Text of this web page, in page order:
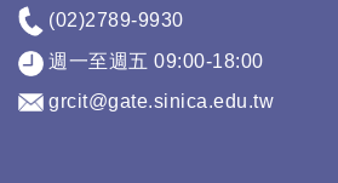
(02)2789-9930
週一至週五 09:00-18:00
grcit@gate.sinica.edu.tw